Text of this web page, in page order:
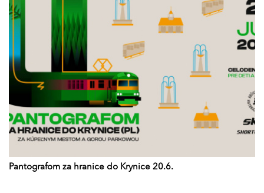
Pantografom za hranice do Krynice 20.6.